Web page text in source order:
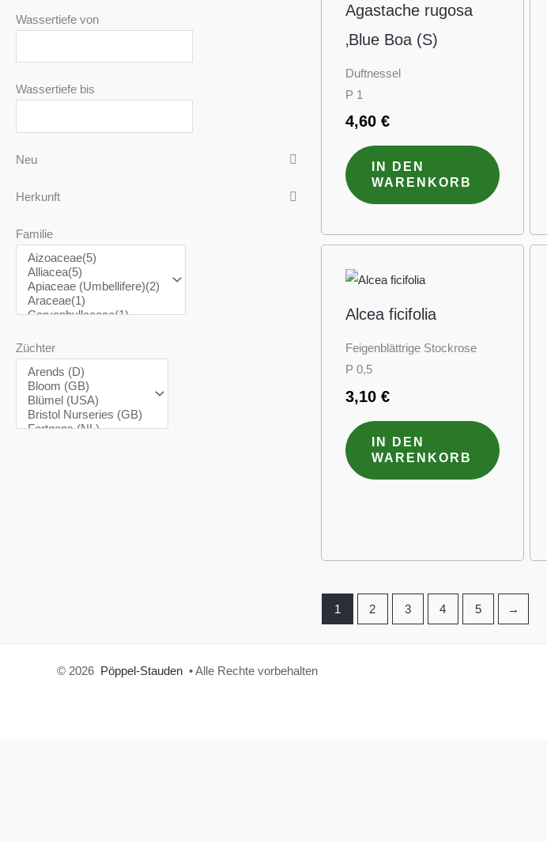
Wassertiefe von
Wassertiefe bis
Neu
Herkunft
Familie
Züchter
Agastache rugosa
‚Blue Boa (S)
Duftnessel
P 1
4,60 €
IN DEN
WARENKORB
Alcea ficifolia
Feigenblättrige Stockrose
P 0,5
3,10 €
IN DEN
WARENKORB
1 2 3 4 5 →
© 2026 Pöppel-Stauden • Alle Rechte vorbehalten